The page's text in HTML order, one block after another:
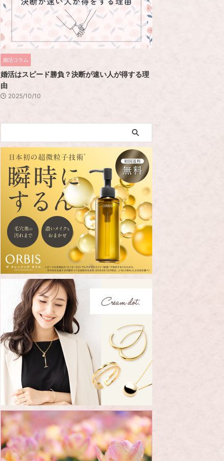
婚活コラム
婚活はスピード勝負？決断が速い人が得する理
由
2025/10/10